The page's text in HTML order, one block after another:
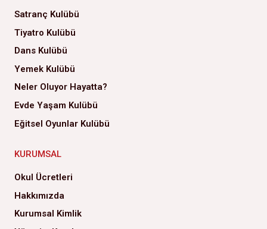
Satranç Kulübü
Tiyatro Kulübü
Dans Kulübü
Yemek Kulübü
Neler Oluyor Hayatta?
Evde Yaşam Kulübü
Eğitsel Oyunlar Kulübü
KURUMSAL
Okul Ücretleri
Hakkımızda
Kurumsal Kimlik